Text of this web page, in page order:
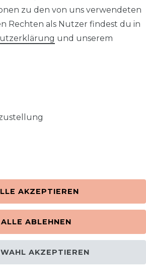
Widerrufs­recht
zu den von uns verwendeten
Rechten als Nutzer findest du in
und unserem
AKZEPTIEREN
ALLE ABLEHNEN
AKZEPTIEREN